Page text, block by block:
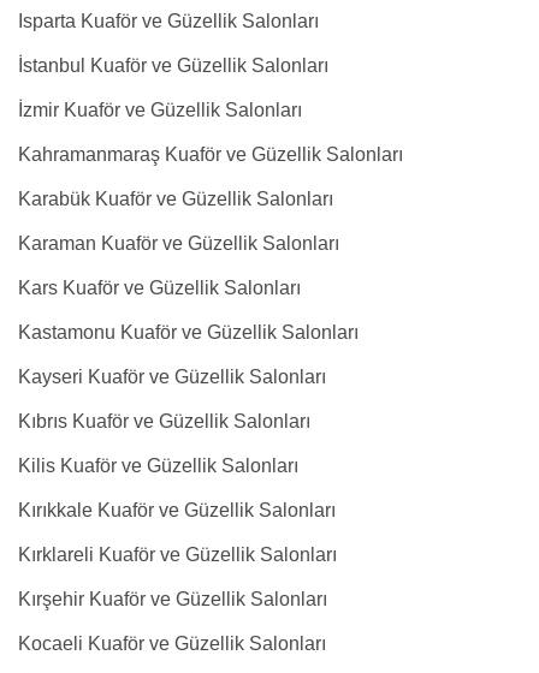
Isparta Kuaför ve Güzellik Salonları
İstanbul Kuaför ve Güzellik Salonları
İzmir Kuaför ve Güzellik Salonları
Kahramanmaraş Kuaför ve Güzellik Salonları
Karabük Kuaför ve Güzellik Salonları
Karaman Kuaför ve Güzellik Salonları
Kars Kuaför ve Güzellik Salonları
Kastamonu Kuaför ve Güzellik Salonları
Kayseri Kuaför ve Güzellik Salonları
Kıbrıs Kuaför ve Güzellik Salonları
Kilis Kuaför ve Güzellik Salonları
Kırıkkale Kuaför ve Güzellik Salonları
Kırklareli Kuaför ve Güzellik Salonları
Kırşehir Kuaför ve Güzellik Salonları
Kocaeli Kuaför ve Güzellik Salonları